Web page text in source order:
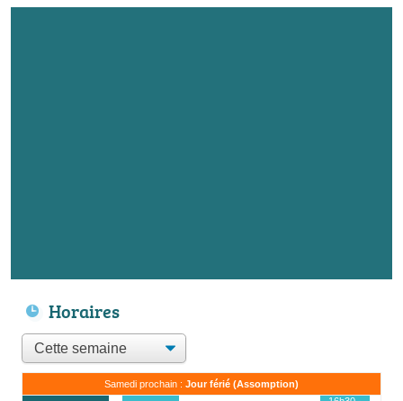
Horaires
Samedi prochain : Jour férié (Assomption)